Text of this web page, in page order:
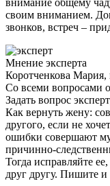
своим вниманием.
звонков, встреч –
Мнение эксперта
Коротченкова Мария,
Со всеми вопросами
Задать вопрос
Как вернуть жену:
другого, если не
ошибки совершают
причинно-
Тогда исправляйте
друг другу. Пишите и